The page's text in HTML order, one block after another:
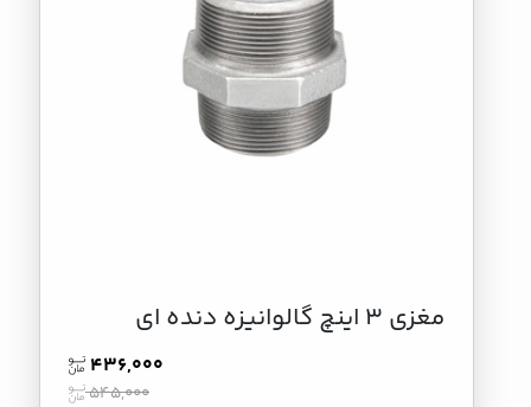
مغزی 3 اینچ گالوانیزه دنده ای
436,000
545,000